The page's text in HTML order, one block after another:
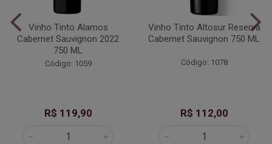
Vinho Tinto Alamos
Cabernet Sauvignon 2022
750 ML
Código: 1059
R$ 119,90
Vinho Tinto Altosur Reserva
Cabernet Sauvignon 750 ML
Código: 1078
R$ 112,00